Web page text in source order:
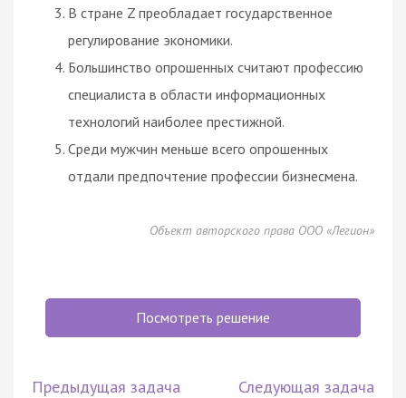
В стране Z преобладает государственное
регулирование экономики.
Большинство опрошенных считают профессию
специалиста в области информационных
технологий наиболее престижной.
Среди мужчин меньше всего опрошенных
отдали предпочтение профессии бизнесмена.
Объект авторского права ООО «Легион»
Посмотреть решение
Предыдущая задача Следующая задача